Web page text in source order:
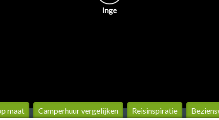
Inge
maat Camperhuur vergelijken Reis­inspiratie